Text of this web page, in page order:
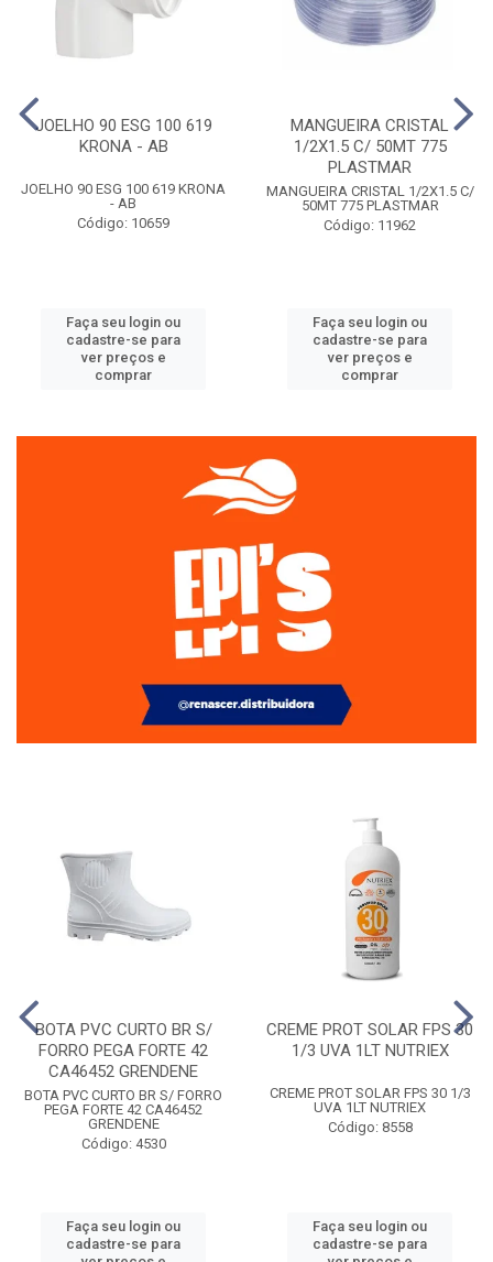
JOELHO 90 ESG 100 619
KRONA - AB
JOELHO 90 ESG 100 619 KRONA
- AB
Código: 10659
Faça seu login ou
cadastre-se para
ver preços e
comprar
MANGUEIRA CRISTAL
1/2X1.5 C/ 50MT 775
PLASTMAR
MANGUEIRA CRISTAL 1/2X1.5 C/
50MT 775 PLASTMAR
Código: 11962
Faça seu login ou
cadastre-se para
ver preços e
comprar
BOTA PVC CURTO BR S/
FORRO PEGA FORTE 42
CA46452 GRENDENE
BOTA PVC CURTO BR S/ FORRO
PEGA FORTE 42 CA46452
GRENDENE
Código: 4530
Faça seu login ou
cadastre-se para
CREME PROT SOLAR FPS 30
1/3 UVA 1LT NUTRIEX
CREME PROT SOLAR FPS 30 1/3
UVA 1LT NUTRIEX
Código: 8558
Faça seu login ou
cadastre-se para